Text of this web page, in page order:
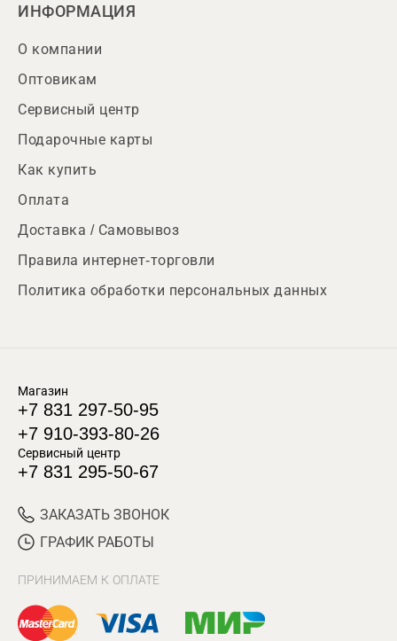
ИНФОРМАЦИЯ
О компании
Оптовикам
Сервисный центр
Подарочные карты
Как купить
Оплата
Доставка / Самовывоз
Правила интернет-торговли
Политика обработки персональных данных
Магазин
+7 831 297-50-95
+7 910-393-80-26
Сервисный центр
+7 831 295-50-67
ЗАКАЗАТЬ ЗВОНОК
ГРАФИК РАБОТЫ
ПРИНИМАЕМ К ОПЛАТЕ